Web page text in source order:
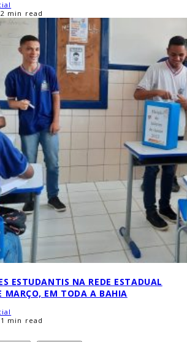
2 min read
ESTUDANTIS NA REDE ESTADUAL
MARÇO, EM TODA A BAHIA
1 min read